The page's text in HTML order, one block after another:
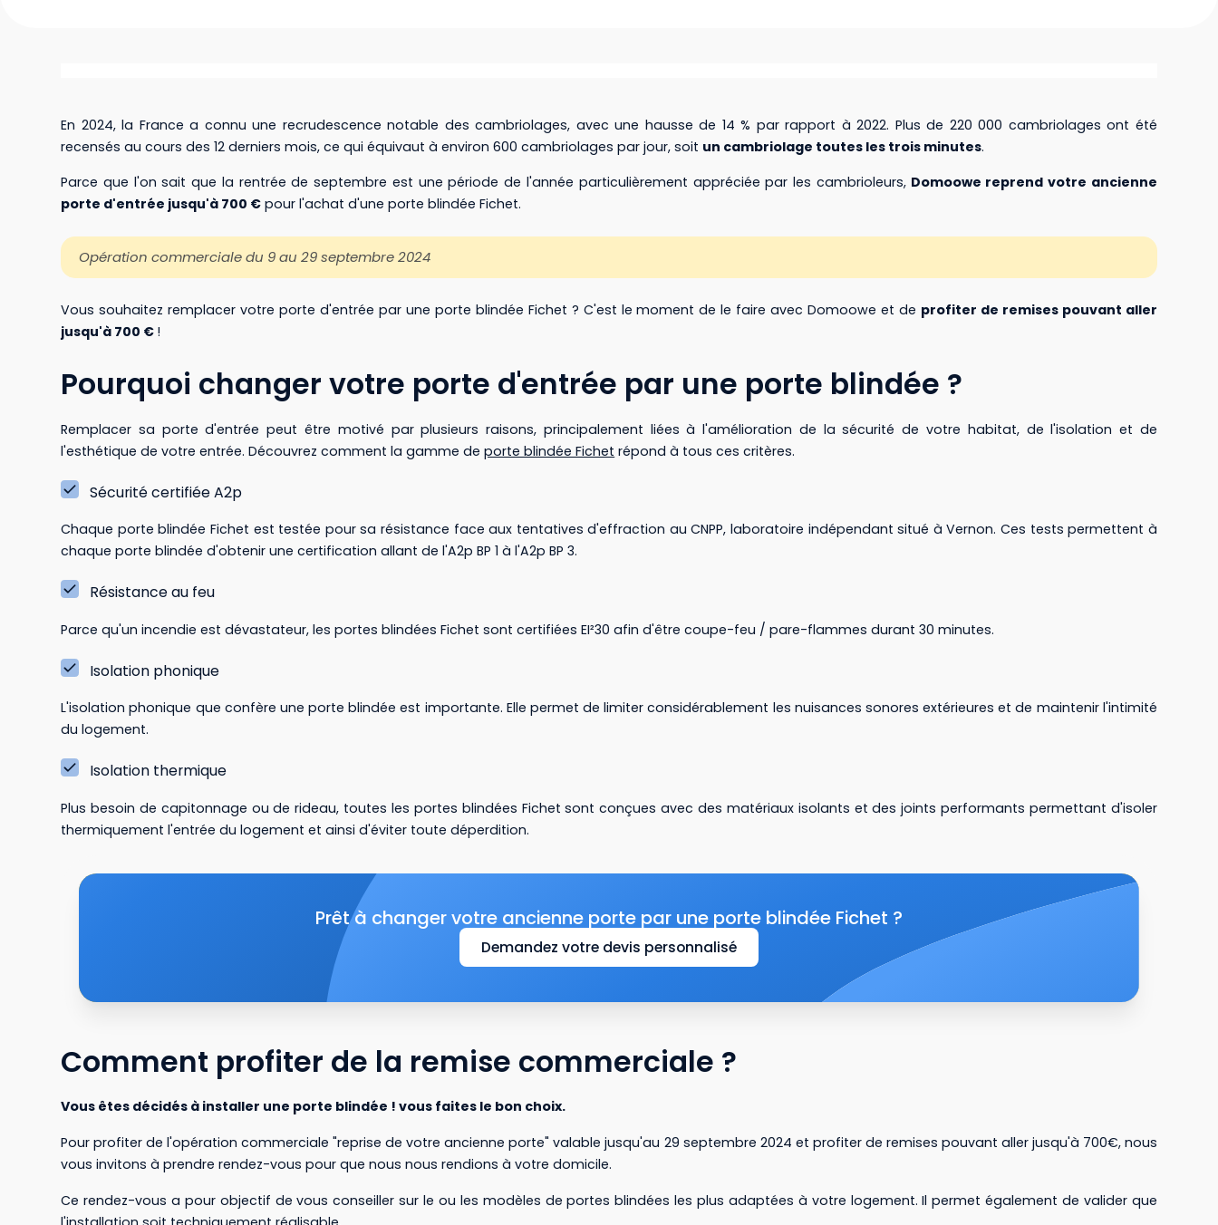
En 2024, la France a connu une recrudescence notable des cambriolages, avec une hausse de 14 % par rapport à 2022. Plus de 220 000 cambriolages ont été
recensés au cours des 12 derniers mois, ce qui équivaut à environ 600 cambriolages par jour, soit un cambriolage toutes les trois minutes.
Parce que l'on sait que la rentrée de septembre est une période de l'année particulièrement appréciée par les cambrioleurs,Domoowe reprend votre ancienne
porte d'entrée jusqu'à 700 € pour l'achat d'une porte blindée Fichet.
Opération commerciale du 9 au 29 septembre 2024
Vous souhaitez remplacer votre porte d'entrée par une porte blindée Fichet ? C'est le moment de le faire avec Domoowe et de profiter de remises pouvant aller
jusqu'à 700 € !
Pourquoi changer votre porte d'entrée par une porte blindée ?
Remplacer sa porte d'entrée peut être motivé par plusieurs raisons, principalement liées à l'amélioration de la sécurité de votre habitat, de l'isolation et de
l'esthétique de votre entrée. Découvrez comment la gamme deporte blindée Fichet répond à tous ces critères.
Sécurité certifiée A2p
Chaque porte blindée Fichet est testée pour sa résistance face aux tentatives d'effraction au CNPP, laboratoire indépendant situé à Vernon. Ces tests permettent à
chaque porte blindée d'obtenir une certification allant de l'A2p BP 1 à l'A2p BP 3.
Résistance au feu
Parce qu'un incendie est dévastateur, les portes blindées Fichet sont certifiées EI²30 afin d'être coupe-feu / pare-flammes durant 30 minutes.
Isolation phonique
L'isolation phonique que confère une porte blindée est importante. Elle permet de limiter considérablement les nuisances sonores extérieures et de maintenir l'intimité
du logement.
Isolation thermique
Plus besoin de capitonnage ou de rideau, toutes les portes blindées Fichet sont conçues avec des matériaux isolants et des joints performants permettant d'isoler
thermiquement l'entrée du logement et ainsi d'éviter toute déperdition.
Prêt à changer votre ancienne porte par une porte blindée Fichet ?
Demandez votre devis personnalisé
Comment profiter de la remise commerciale ?
Vous êtes décidés à installer une porte blindée ! vous faites le bon choix.
Pour profiter de l'opération commerciale "reprise de votre ancienne porte" valable jusqu'au 29 septembre 2024 et profiter de remises pouvant aller jusqu'à 700€, nous
vous invitons à prendre rendez-vous pour que nous nous rendions à votre domicile.
Ce rendez-vous a pour objectif de vous conseiller sur le ou les modèles de portes blindées les plus adaptées à votre logement. Il permet également de valider que